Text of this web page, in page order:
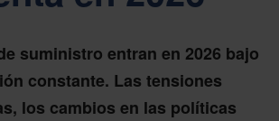
suministro entran en 2026 bajo
constante. Las tensiones
los cambios en las políticas